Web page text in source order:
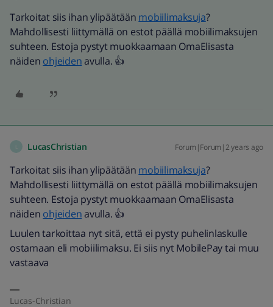
Tarkoitat siis ihan ylipäätään mobiilimaksuja?
Mahdollisesti liittymällä on estot päällä mobiilimaksujen
suhteen. Estoja pystyt muokkaamaan OmaElisasta
näiden ohjeidenavulla. 👍
LucasChristian Forum|Forum|2 years ago
Tarkoitat siis ihan ylipäätään mobiilimaksuja?
Mahdollisesti liittymällä on estot päällä mobiilimaksujen
suhteen. Estoja pystyt muokkaamaan OmaElisasta
näiden ohjeidenavulla. 👍
Luulen tarkoittaa nyt sitä, että ei pysty puhelinlaskulle
ostamaan eli mobiilimaksu. Ei siis nyt MobilePay tai muu
vastaava
Lucas-Christian